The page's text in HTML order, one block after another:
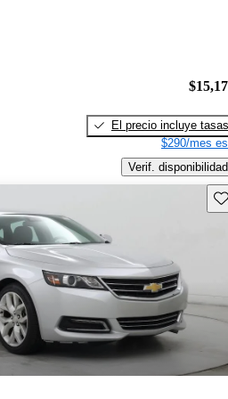
El precio incluye tasas
$290/mes
Verif. disponibilidad